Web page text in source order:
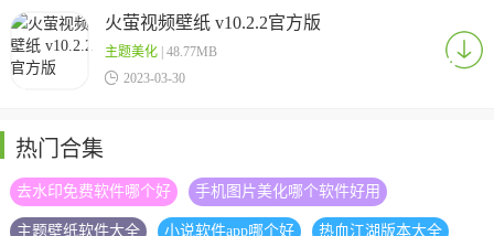
火萤视频壁纸 v10.2.2官方版
主题美化| 48.77MB
 2023-03-30
热门合集
去水印免费软件哪个好 手机图片美化哪个软件好用
主题壁纸软件大全 小说软件app哪个好 热血江湖版本大全